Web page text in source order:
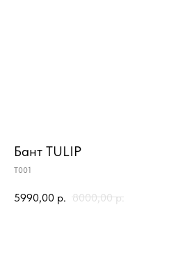
Бант TULIP
T001
5990,00 р. 8000,00 р.